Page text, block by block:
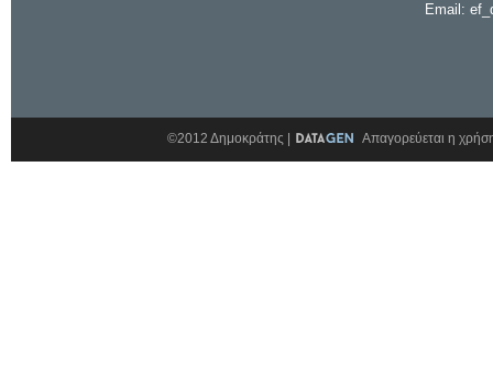
Email:
©2012 Δημοκράτης | Απαγορεύεται η